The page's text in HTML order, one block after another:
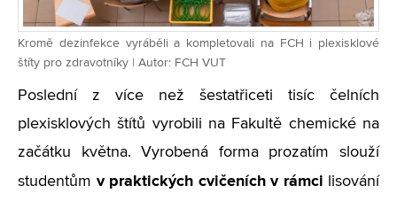
Kromě dezinfekce vyráběli a kompletovali na FCH i plexisklové
štíty pro zdravotníky | Autor: FCH VUT
Poslední z více než šestatřiceti tisíc čelních
plexisklových štítů vyrobili na Fakultě chemické na
začátku května. Vyrobená forma prozatím slouží
studentům v praktických cvičeních v rámci
lisování